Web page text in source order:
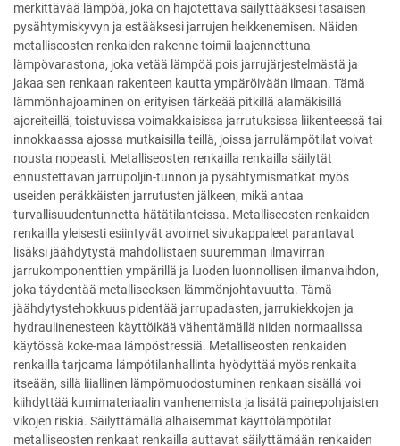
merkittävää lämpöä, joka on hajotettava säilyttääksesi tasaisen
pysähtymiskyvyn ja estääksesi jarrujen heikkenemisen. Näiden
metalliseosten renkaiden rakenne toimii laajennettuna
lämpövarastona, joka vetää lämpöä pois jarrujärjestelmästä ja
jakaa sen renkaan rakenteen kautta ympäröivään ilmaan. Tämä
lämmönhajoaminen on erityisen tärkeää pitkillä alamäkisillä
ajoreiteillä, toistuvissa voimakkaisissa jarrutuksissa liikenteessä tai
innokkaassa ajossa mutkaisilla teillä, joissa jarrulämpötilat voivat
nousta nopeasti. Metalliseosten renkailla renkailla säilytät
ennustettavan jarrupoljin-tunnon ja pysähtymismatkat myös
useiden peräkkäisten jarrutusten jälkeen, mikä antaa
turvallisuudentunnetta hätätilanteissa. Metalliseosten renkaiden
renkailla yleisesti esiintyvät avoimet sivukappaleet parantavat
lisäksi jäähdytystä mahdollistaen suuremman ilmavirran
jarrukomponenttien ympärillä ja luoden luonnollisen ilmanvaihdon,
joka täydentää metalliseoksen lämmönjohtavuutta. Tämä
jäähdytystehokkuus pidentää jarrupadasten, jarrukiekkojen ja
hydraulinenesteen käyttöikää vähentämällä niiden normaalissa
käytössä koke-maa lämpöstressiä. Metalliseosten renkaiden
renkailla tarjoama lämpötilanhallinta hyödyttää myös renkaita
itseään, sillä liiallinen lämpömuodostuminen renkaan sisällä voi
kiihdyttää kumimateriaalin vanhenemista ja lisätä painepohjaisten
vikojen riskiä. Säilyttämällä alhaisemmat käyttölämpötilat
metalliseosten renkaat renkailla auttavat säilyttämään renkaiden